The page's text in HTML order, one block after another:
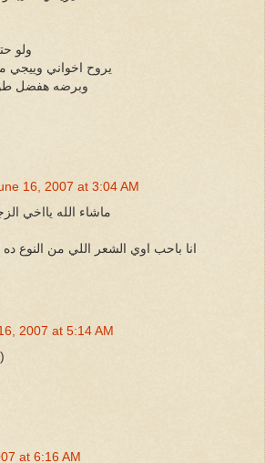
ولو
يروح اخواني وييجي
وبرضه هفضل
16, 2007 at 3:04 AM
ماشاء الله يااخي
انا باحب اوي الشعر اللي من النوع
2007 at 5:14 AM
at 6:16 AM